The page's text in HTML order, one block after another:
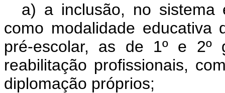
a) a inclusão, no sistema
como modalidade educativa
pré-escolar, as de 1º e 2º
reabilitação profissionais,
diplomação próprios;